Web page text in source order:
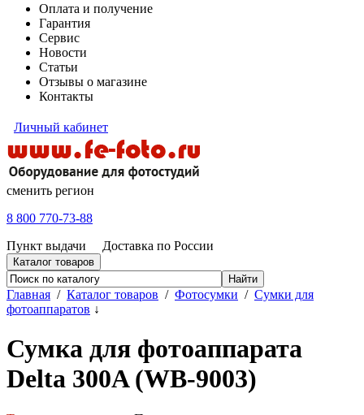
Оплата и получение
Гарантия
Сервис
Новости
Статьи
Отзывы о магазине
Контакты
Личный кабинет
сменить регион
8 800 770-73-88
Пункт выдачи
Доставка по России
Каталог товаров
Главная / Каталог товаров / Фотосумки / Сумки для
фотоаппаратов ↓
Сумка для фотоаппарата
Delta 300A (WB-9003)